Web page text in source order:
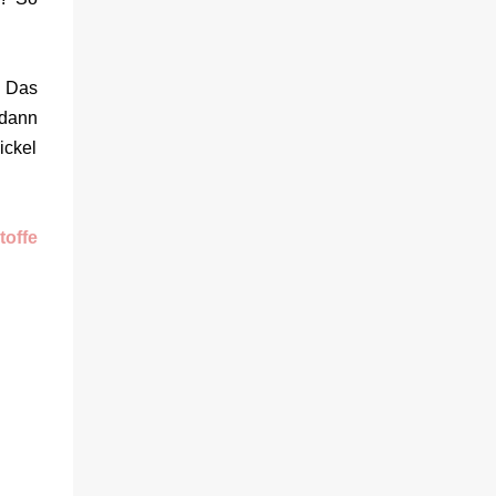
Das